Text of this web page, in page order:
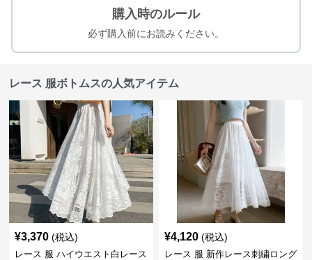
購入時のルール
必ず購入前にお読みください。
レース 服ボトムスの人気アイテム
¥3,370 (税込)
レース 服 ハイウエスト白レース
¥4,120 (税込)
レース 服 新作レース刺繍ロング